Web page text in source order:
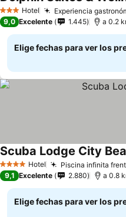
3 Estrellas
Hotel Experiencia
9,0 Excelente 1.445 a 0.2
Elige fechas para ver los
4 EstrellasHotel Piscina infinita
Scuba Lodge City
9,1 Excelente 2.880 a 0.8
Elige fechas para ver los